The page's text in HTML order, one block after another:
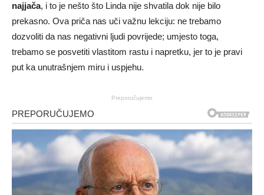
najjača, i to je nešto što Linda nije shvatila dok nije bilo
prekasno. Ova priča nas uči važnu lekciju: ne trebamo
dozvoliti da nas negativni ljudi povrijede; umjesto toga,
trebamo se posvetiti vlastitom rastu i napretku, jer to je pravi
put ka unutrašnjem miru i uspjehu.
Preporučujemo